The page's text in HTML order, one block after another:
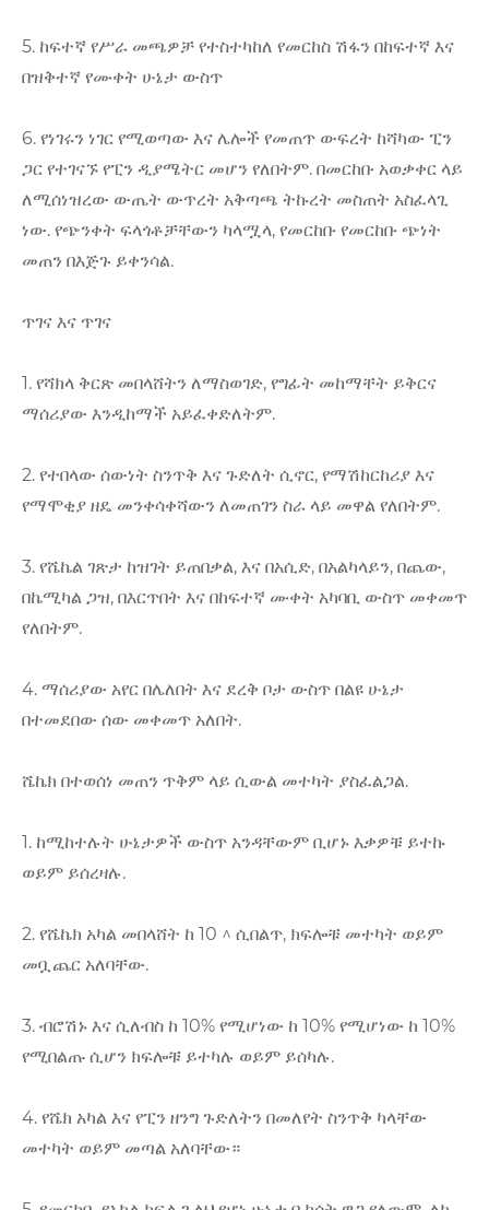
5. ከፍተኛ የሥራ መጫዎቻ የተስተካከለ የመርከስ ሽፋን በከፍተኛ እና
በዝቅተኛ የሙቀት ሁኔታ ውስጥ
6. የነገሩን ነገር የሚወጣው እና ሌሎች የመጠጥ ውፍረት ከሻካው ፒን
ጋር የተገናኙ የፒን ዲያሜትር መሆን የለበትም. በመርከቡ አወቃቀር ላይ
ለሚሰነዝረው ውጤት ውጥረት አቅጣጫ ትኩረት መስጠት አስፈላጊ
ነው. የጭንቀት ፍላጎቶቻቸውን ካላሟላ, የመርከቡ የመርከቡ ጭነት
መጠን በእጅጉ ይቀንሳል.
ጥገና እና ጥገና
1. የሻክላ ቅርጽ መበላሸትን ለማስወገድ, የግፊት መከማቸት ይቅርና
ማሰሪያው እንዲከማች አይፈቀድለትም.
2. የተበላው ሰውነት ስንጥቅ እና ጉድለት ሲኖር, የማሽከርከሪያ እና
የማሞቂያ ዘዴ መንቀሳቀሻውን ለመጠገን ስራ ላይ መዋል የለበትም.
3. የሼኬል ገጽታ ከዝገት ይጠበቃል, እና በአሲድ, በአልካላይን, በጨው,
በኬሚካል ጋዝ, በእርጥበት እና በከፍተኛ ሙቀት አካባቢ ውስጥ መቀመጥ
የለበትም.
4. ማሰሪያው አየር በሌለበት እና ደረቅ ቦታ ውስጥ በልዩ ሁኔታ
በተመደበው ሰው መቀመጥ አለበት.
ሼኬክ በተወሰነ መጠን ጥቅም ላይ ሲውል መተካት ያስፈልጋል.
1. ከሚከተሉት ሁኔታዎች ውስጥ አንዳቸውም ቢሆኑ እቃዎቹ ይተኩ
ወይም ይሰረዛሉ.
2. የሼኬክ አካል መበላሸት ከ 10 ^ ሲበልጥ, ክፍሎቹ መተካት ወይም
መቧጨር አለባቸው.
3. ብሮሽኑ እና ሲለብስ ከ 10% የሚሆነው ከ 10% የሚሆነው ከ 10%
የሚበልጡ ሲሆን ክፍሎቹ ይተካሉ ወይም ይሰካሉ.
4. የሼክ አካል እና የፒን ዘንግ ጉድለትን በመለየት ስንጥቅ ካላቸው
መተካት ወይም መጣል አለባቸው።